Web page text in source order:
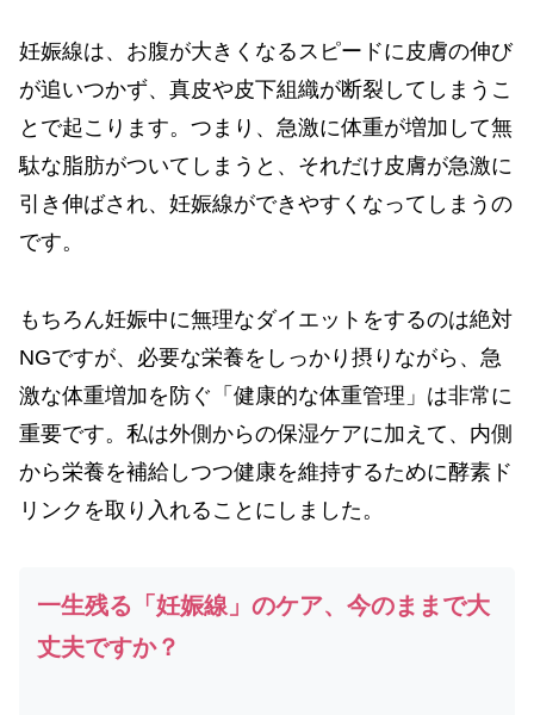
妊娠線は、お腹が大きくなるスピードに皮膚の伸び
が追いつかず、真皮や皮下組織が断裂してしまうこ
とで起こります。つまり、急激に体重が増加して無
駄な脂肪がついてしまうと、それだけ皮膚が急激に
引き伸ばされ、妊娠線ができやすくなってしまうの
です。
もちろん妊娠中に無理なダイエットをするのは絶対
NGですが、必要な栄養をしっかり摂りながら、急
激な体重増加を防ぐ「健康的な体重管理」は非常に
重要です。私は外側からの保湿ケアに加えて、内側
から栄養を補給しつつ健康を維持するために酵素ド
リンクを取り入れることにしました。
一生残る「妊娠線」のケア、今のままで大
丈夫ですか？